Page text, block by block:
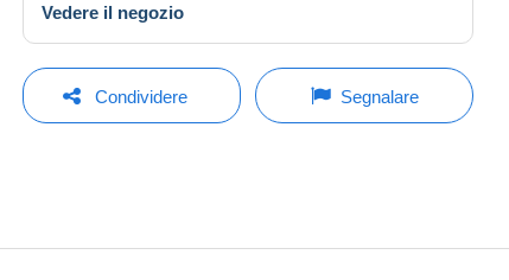
Vedere il negozio
Condividere Segnalare